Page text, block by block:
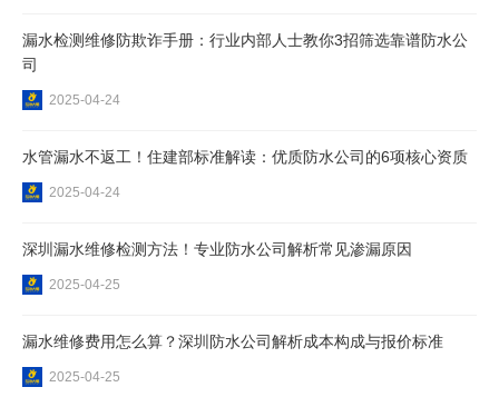
漏水检测维修防欺诈手册：行业内部人士教你3招筛选靠谱防水公
司
2025-04-24
水管漏水不返工！住建部标准解读：优质防水公司的6项核心资质
2025-04-24
深圳漏水维修检测方法！专业防水公司解析常见渗漏原因
2025-04-25
漏水维修费用怎么算？深圳防水公司解析成本构成与报价标准
2025-04-25